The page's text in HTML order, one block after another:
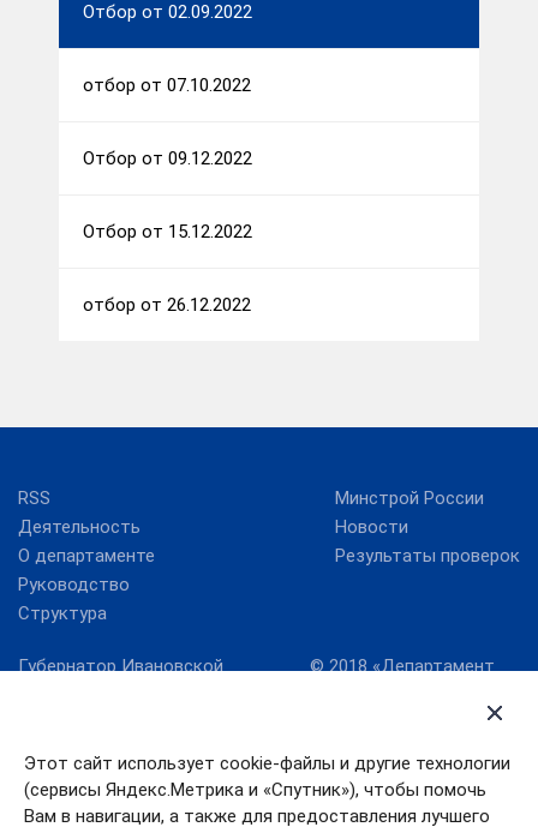
Этот сайт использует cookie-файлы и другие технологии
(сервисы Яндекс.Метрика и «Спутник»), чтобы помочь
Вам в навигации, а также для предоставления лучшего
Отбор от 02.09.2022
отбор от 07.10.2022
Отбор от 09.12.2022
Отбор от 15.12.2022
отбор от 26.12.2022
RSS
Деятельность
О департаменте
Руководство
Структура
Минстрой России
Новости
Результаты проверок
Губернатор Ивановской
Ивановской области
Служба
государственной
© 2018 «Департамент
области» официальный